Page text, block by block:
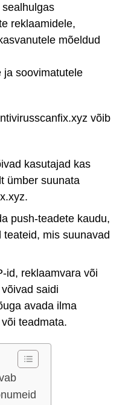
reklaamidele,
mõeldud
ja soovimatutele
võib
kasutajad kas
ümber suunata
push-teadete kaudu,
mis suunavad
id, reklaamvara või
saidi
avada ilma
teadmata.